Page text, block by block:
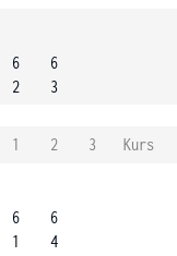
6
2
6
3
1 2 3
Kurs
6
1
6
4